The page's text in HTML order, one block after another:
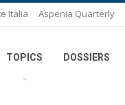
Italia Aspenia Quarterly
TOPICS DOSSIERS